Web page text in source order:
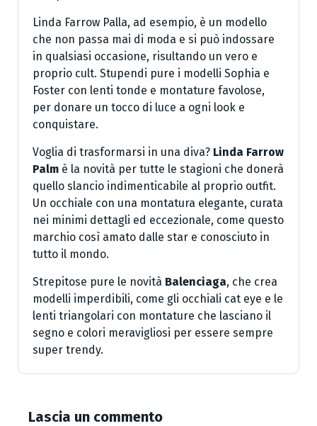
Linda Farrow Palla, ad esempio, è un modello
che non passa mai di moda e si può indossare
in qualsiasi occasione, risultando un vero e
proprio cult. Stupendi pure i modelli Sophia e
Foster con lenti tonde e montature favolose,
per donare un tocco di luce a ogni look e
conquistare.
Voglia di trasformarsi in una diva? Linda Farrow
Palm è la novità per tutte le stagioni che donerà
quello slancio indimenticabile al proprio outfit.
Un occhiale con una montatura elegante, curata
nei minimi dettagli ed eccezionale, come questo
marchio così amato dalle star e conosciuto in
tutto il mondo.
Strepitose pure le novità Balenciaga, che crea
modelli imperdibili, come gli occhiali cat eye e le
lenti triangolari con montature che lasciano il
segno e colori meravigliosi per essere sempre
super trendy.
Lascia un commento